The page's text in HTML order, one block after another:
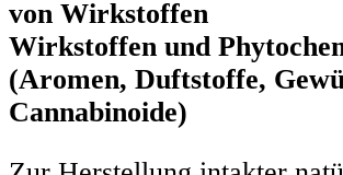
von Wirkstoffen
Wirkstoffen und
(Aromen, Duftstoffe,
Cannabinoide)